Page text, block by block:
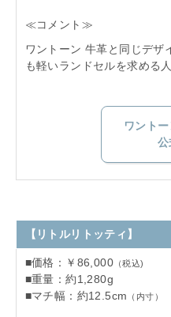
≪コメント≫
ワントーン 牛革と同じデザ
も軽いランドセルを求める
ワント
公
【リトルリトッティ】
■価格：￥86,000（税込)
■重量：約1,280g
■マチ幅：約12.5cm
（内寸）